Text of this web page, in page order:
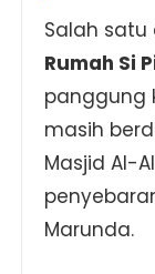
Salah
Rumah Si
panggung
masih
Masjid Al-
Marunda.